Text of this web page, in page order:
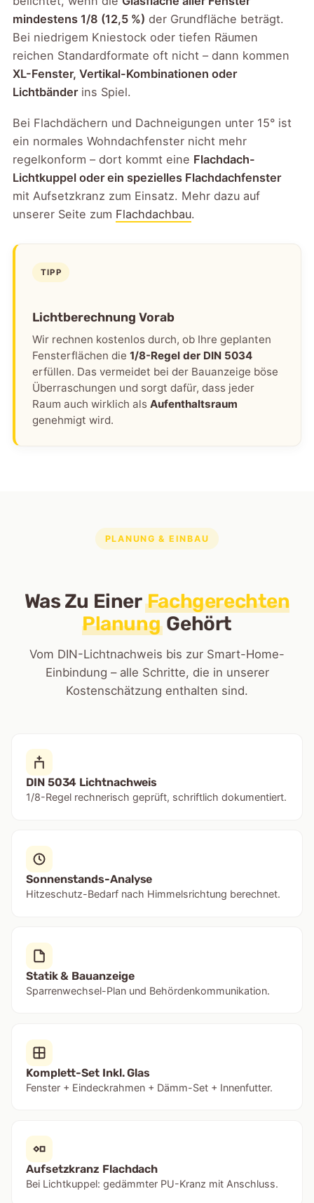
mindestens 1/8 (12,5 %) der Grundfläche beträgt.
Bei niedrigem Kniestock oder tiefen Räumen
reichen Standardformate oft nicht – dann kommen
XL-Fenster, Vertikal-Kombinationen oder
Lichtbänderins Spiel.
Bei Flachdächern und Dachneigungen unter 15° ist
ein normales Wohndachfenster nicht mehr
regelkonform – dort kommt eine Flachdach-
Lichtkuppel oder ein spezielles Flachdachfenster
mit Aufsetzkranz zum Einsatz. Mehr dazu auf
unserer Seite zum Flachdachbau.
TIPP
Lichtberechnung Vorab
Wir rechnen kostenlos durch, ob Ihre geplanten
Fensterflächen die1/8-Regel der DIN 5034
erfüllen. Das vermeidet bei der Bauanzeige böse
Überraschungen und sorgt dafür, dass jeder
Raum auch wirklich alsAufenthaltsraum
genehmigt wird.
PLANUNG & EINBAU
Was Zu EinerFachgerechten
PlanungGehört
Vom DIN-Lichtnachweis bis zur Smart-Home-
Einbindung – alle Schritte, die in unserer
Kostenschätzung enthalten sind.
DIN 5034 Lichtnachweis
1/8-Regel rechnerisch geprüft, schriftlich dokumentiert.
Sonnenstands-Analyse
Hitzeschutz-Bedarf nach Himmelsrichtung berechnet.
Statik & Bauanzeige
Sparrenwechsel-Plan und Behördenkommunikation.
Komplett-Set Inkl. Glas
Fenster + Eindeckrahmen + Dämm-Set + Innenfutter.
Aufsetzkranz Flachdach
Bei Lichtkuppel: gedämmter PU-Kranz mit Anschluss.